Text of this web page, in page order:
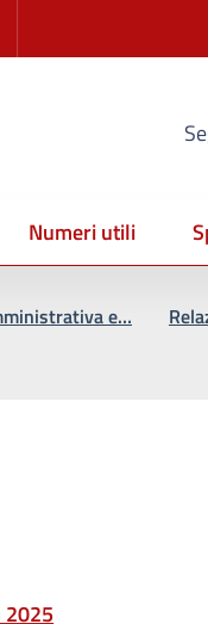
Numeri utili
e…
2025